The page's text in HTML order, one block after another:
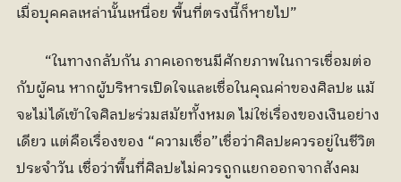
เมื่อบุคคลเหล่านั้นเหนื่อย พื้นที่ตรงนี้ก็หายไป”
กับผู้คน หากผู้บริหารเปิดใจและเชื่อในคุณค่าของศิลปะ แม้
จะไม่ได้เข้าใจศิลปะร่วมสมัยทั้งหมด ไม่ใช่เรื่องของเงินอย่าง
เดียว แต่คือเรื่องของ “ความเชื่อ”เชื่อว่าศิลปะควรอยู่ในชีวิต
ประจำวัน เชื่อว่าพื้นที่ศิลปะไม่ควรถูกแยกออกจากสังคม